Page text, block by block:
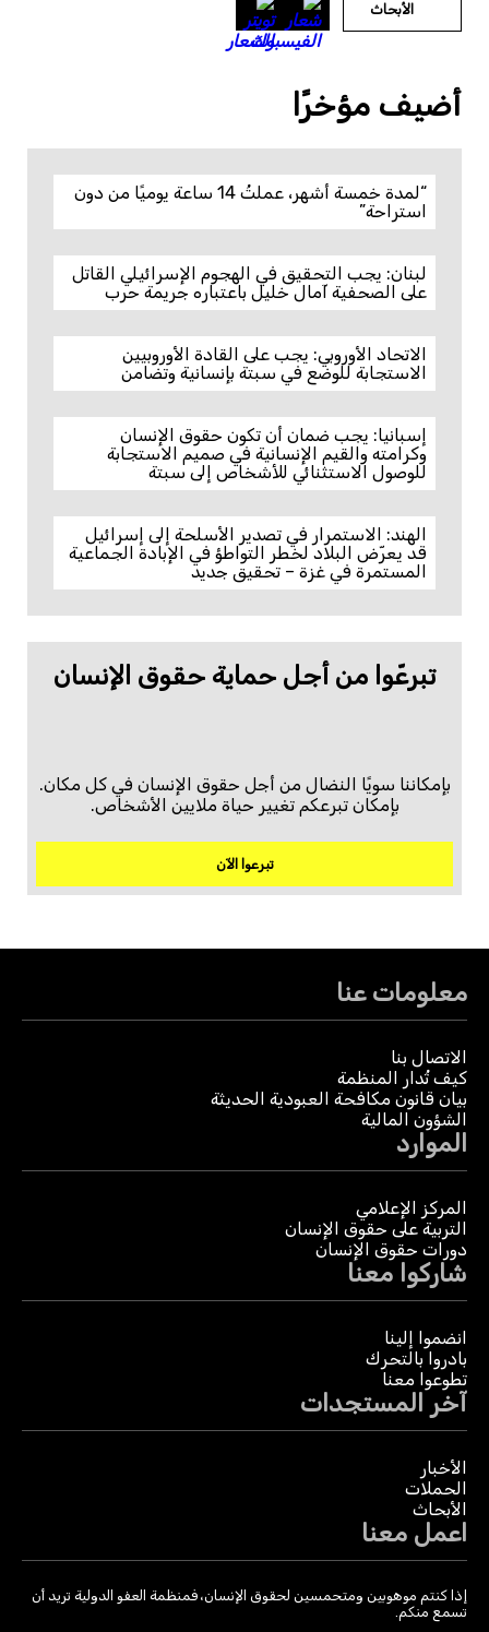
الأبحاث
أضيف مؤخرًا
“لمدة خمسة أشهر، عملتُ 14 ساعة يوميًا من دون
استراحة”
لبنان: يجب التحقيق في الهجوم الإسرائيلي القاتل
على الصحفية آمال خليل باعتباره جريمة حرب
الاتحاد الأوروبي: يجب على القادة الأوروبيين
الاستجابة للوضع في سبتة بإنسانية وتضامن
إسبانيا: يجب ضمان أن تكون حقوق الإنسان
وكرامته والقيم الإنسانية في صميم الاستجابة
للوصول الاستثنائي للأشخاص إلى سبتة
الهند: الاستمرار في تصدير الأسلحة إلى إسرائيل
قد يعرّض البلاد لخطر التواطؤ في الإبادة الجماعية
المستمرة في غزة – تحقيق جديد
تبرعّوا من أجل حماية حقوق الإنسان
بإمكاننا سويًا النضال من أجل حقوق الإنسان في كل مكان.
بإمكان تبرعكم تغيير حياة ملايين الأشخاص.
تبرعوا الآن
معلومات عنا
الاتصال بنا
كيف تُدار المنظمة
بيان قانون مكافحة العبودية الحديثة
الشؤون المالية
الموارد
المركز الإعلامي
التربية على حقوق الإنسان
دورات حقوق الإنسان
شاركوا معنا
انضموا إلينا
بادروا بالتحرك
تطوعوا معنا
آخر المستجدات
الأخبار
الحملات
الأبحاث
اعمل معنا
إذا كنتم موهوبين ومتحمسين لحقوق الإنسان، فمنظمة العفو الدولية تريد أن
تسمع منكم.